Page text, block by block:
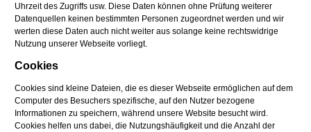
Uhrzeit des Zugriffs usw. Diese Daten können ohne Prüfung weiterer
Datenquellen keinen bestimmten Personen zugeordnet werden und wir
werten diese Daten auch nicht weiter aus solange keine rechtswidrige
Nutzung unserer Webseite vorliegt.
Cookies
Cookies sind kleine Dateien, die es dieser Webseite ermöglichen auf dem
Computer des Besuchers spezifische, auf den Nutzer bezogene
Informationen zu speichern, während unsere Website besucht wird.
Cookies helfen uns dabei, die Nutzungshäufigkeit und die Anzahl der